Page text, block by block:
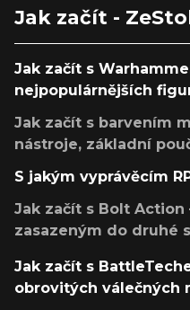
Jak začít -
Jak začít s
nejpopulárnějších
Jak začít s barvením
nástroje, základní
S jakým vyprávěcím
Jak začít s Bolt
zasazeným do druhé
Jak začít s
obrovitých válečných